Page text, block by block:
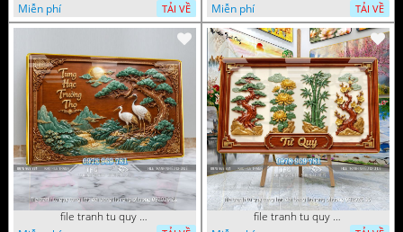
Miễn phí
TẢI VỀ
Miễn phí
TẢI VỀ
file tranh tu quy tung hac dai bang ho rong phuong 082026 21
file tranh tu quy tung hac dai bang ho rong phuong 082026 15